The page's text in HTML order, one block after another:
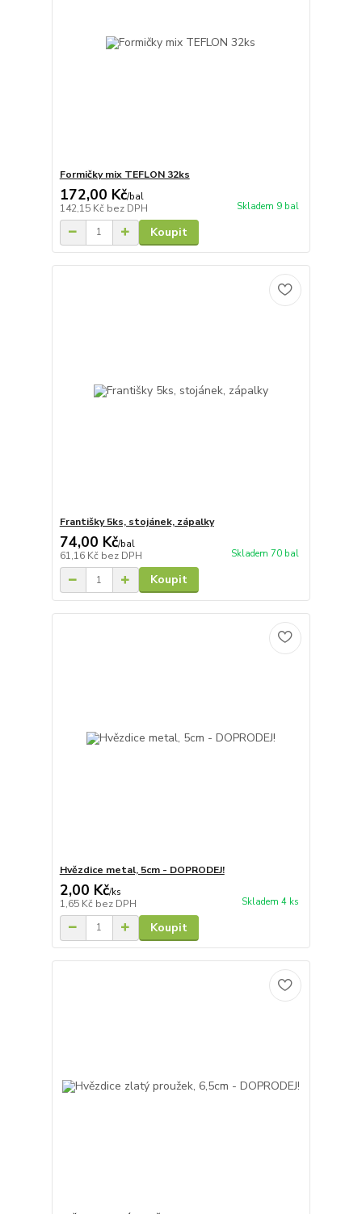
Formičky mix TEFLON 32ks
172,00 Kč/bal
142,15 Kč bez DPH Skladem 9 bal
Koupit
Františky 5ks, stojánek, zápalky
74,00 Kč/bal
61,16 Kč bez DPH Skladem 70 bal
Koupit
Hvězdice metal, 5cm - DOPRODEJ!
2,00 Kč/ks
1,65 Kč bez DPH Skladem 4 ks
Koupit